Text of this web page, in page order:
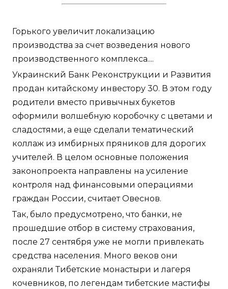
Горького увеличит локализацию
производства за счет возведения нового
производственного комплекса....
Украинский Банк Реконструкции и Развития
продан китайскому инвестору 30. В этом году
родители вместо привычных букетов
оформили волшебную коробочку с цветами и
сладостями, а еще сделали тематический
коллаж из имбирных пряников для дорогих
учителей. В целом основные положения
законопроекта направлены на усиление
контроля над финансовыми операциями
граждан России, считает Овеснов.
Так, было предусмотрено, что банки, не
прошедшие отбор в систему страхования,
после 27 сентября уже не могли привлекать
средства населения. Много веков они
охраняли Тибетские монастыри и лагеря
кочевников, по легендам тибетские мастифы